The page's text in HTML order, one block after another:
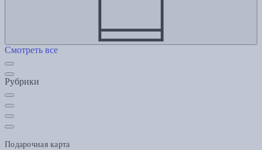
Смотреть все
Рубрики
Подарочная карта